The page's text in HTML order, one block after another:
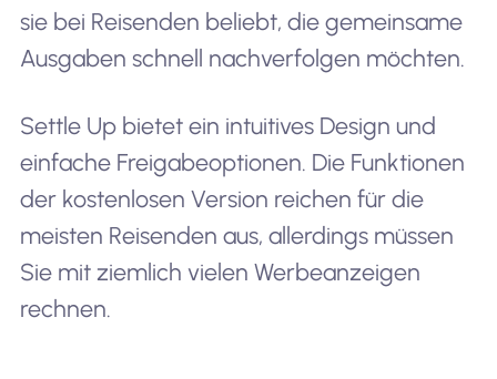
sie bei Reisenden beliebt, die gemeinsame
Ausgaben schnell nachverfolgen möchten.
Settle Up bietet ein intuitives Design und
einfache Freigabeoptionen. Die Funktionen
der kostenlosen Version reichen für die
meisten Reisenden aus, allerdings müssen
Sie mit ziemlich vielen Werbeanzeigen
rechnen.